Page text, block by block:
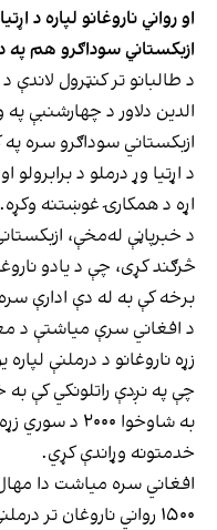
او رواني ناروغانو لپاره د
ازبکستاني سوداګرو هم
د طالبانو تر کنټرول
ازبکستاني سوداګرو سره په
د اړتیا وړ درملو د برابرولو
اړه د همکارۍ غوښتنه وکړه.
د خبرپاڼې له‌مخې،
څرګند کړی، چې د یادو
برخه کې به له دې ادارې
د افغاني سرې میاشتې د
زړه ناروغانو د درملنې
چې په نږدې راتلونکي کې
به شاوخوا
خدمتونه وړاندې کړي.
افغاني سره میاشت دا مهال